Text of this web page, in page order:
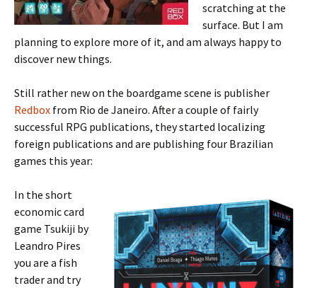
scratching at the
surface. But I am
planning to explore more of it, and am always happy to
discover new things.
Still rather new on the boardgame scene is publisher
Redbox from Rio de Janeiro. After a couple of fairly
successful RPG publications, they started localizing
foreign publications and are publishing four Brazilian
games this year:
In the short
economic card
game Tsukiji by
Leandro Pires
you are a fish
trader and try